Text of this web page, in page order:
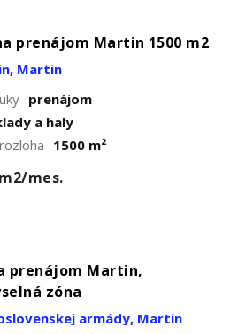
prenájom Martin 1500 m2
Martin
prenájom
a haly
1500 m²
mes.
prenájom Martin,
zóna
armády, Martin